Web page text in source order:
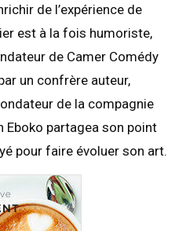
de l’expérience de
est à la fois humoriste,
de Camer Comédy
un confrère auteur,
de la compagnie
Eboko partagea son point
pour faire évoluer son art.